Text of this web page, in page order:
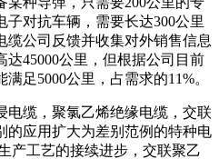
子对抗车辆，需要长达300公里
缆公司反馈并收集对外销售信息
达45000公里，但根据公司目前
足5000公里，占需求的11%。
电缆，聚氯乙烯绝缘电缆，交联
的应用扩大为差别范例的特种电
产工艺的接续进步，交联聚乙